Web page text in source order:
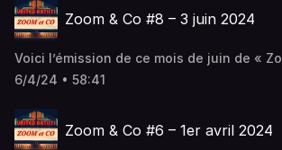
Zoom & Co #8 – 3 juin 2024
Voici l’émission de ce mois de juin de «
6/4/24 • 58:41
Zoom & Co #6 – 1er avril 2024